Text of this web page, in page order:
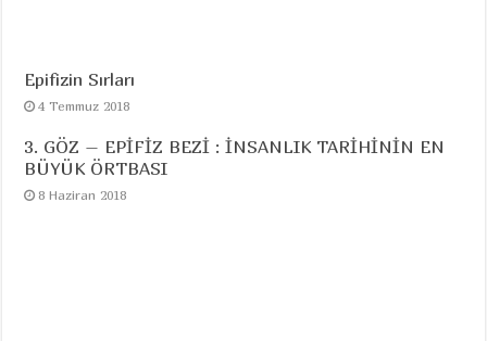
Epifizin Sırları
4 Temmuz 2018
3. GÖZ – EPİFİZ BEZİ : İNSANLIK TARİHİNİN EN
BÜYÜK ÖRTBASI
8 Haziran 2018